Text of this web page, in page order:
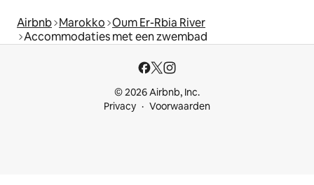
Airbnb Marokko Oum Er-Rbia River
Accommodaties met een zwembad
© 2026 Airbnb, Inc.
Privacy
Voorwaarden